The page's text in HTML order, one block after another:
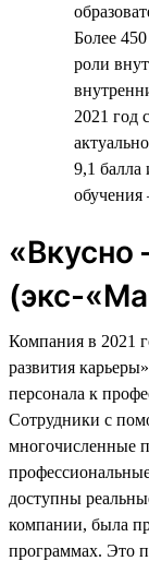
Более
роли
2021 год
9,1 балла
«Вкусно
(экс-
Компания в 2021
развития
персонала к
Сотрудники с
многочисленные
доступны
компании, была
программах. Это